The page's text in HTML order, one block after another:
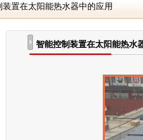
装置在太阳能热水器中的应用
智能控制装置在太阳能热水